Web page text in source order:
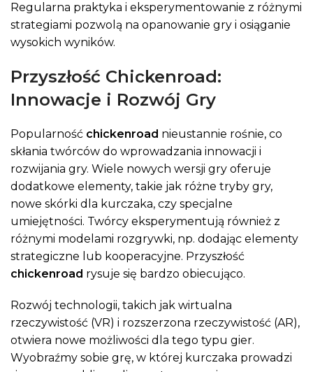
Regularna praktyka i eksperymentowanie z różnymi
strategiami pozwolą na opanowanie gry i osiąganie
wysokich wyników.
Przyszłość Chickenroad:
Innowacje i Rozwój Gry
Popularność chickenroad nieustannie rośnie, co
skłania twórców do wprowadzania innowacji i
rozwijania gry. Wiele nowych wersji gry oferuje
dodatkowe elementy, takie jak różne tryby gry,
nowe skórki dla kurczaka, czy specjalne
umiejętności. Twórcy eksperymentują również z
różnymi modelami rozgrywki, np. dodając elementy
strategiczne lub kooperacyjne. Przyszłość
chickenroad rysuje się bardzo obiecująco.
Rozwój technologii, takich jak wirtualna
rzeczywistość (VR) i rozszerzona rzeczywistość (AR),
otwiera nowe możliwości dla tego typu gier.
Wyobraźmy sobie grę, w której kurczaka prowadzi